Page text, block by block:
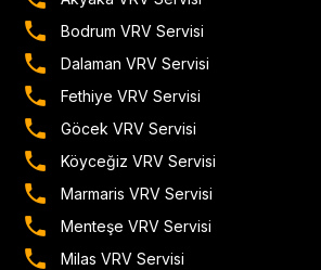
Bodrum VRV Servisi
Dalaman VRV Servisi
Fethiye VRV Servisi
Göcek VRV Servisi
Köyceğiz VRV Servisi
Marmaris VRV Servisi
Menteşe VRV Servisi
Milas VRV Servisi